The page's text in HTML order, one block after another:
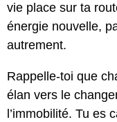
vie place sur ta
énergie nouvelle,
autrement.
Rappelle-toi que
élan vers le
l’immobilité. Tu es